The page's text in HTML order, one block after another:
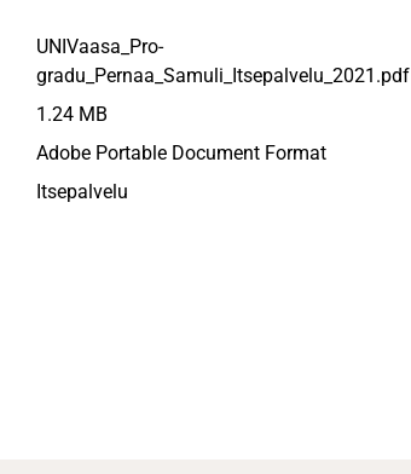
UNIVaasa_Pro-
gradu_Pernaa_Samuli_Itsepalvelu_2021.pdf
1.24 MB
Adobe Portable Document Format
Itsepalvelu